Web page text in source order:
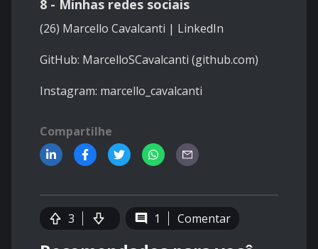
8 - Minhas redes sociais
(26) Marcello Cavalcanti | LinkedIn
GitHub: MarcelloSCavalcanti (github.com)
Instagram: marcello_cavalcanti
Compartilhe
3 1 Comentar